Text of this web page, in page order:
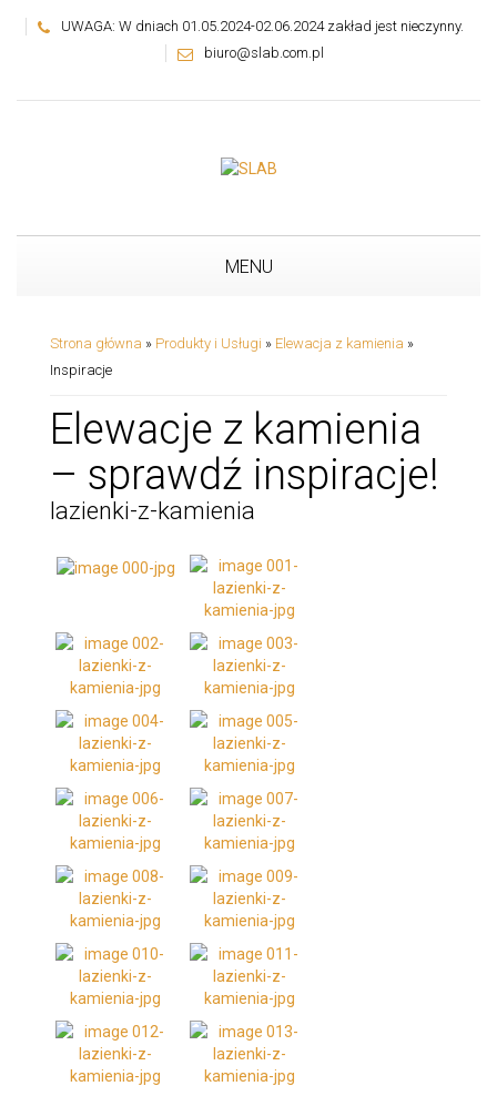
UWAGA: W dniach 01.05.2024-02.06.2024 zakład jest nieczynny.
biuro@slab.com.pl
MENU
Strona główna » Produkty i Usługi » Elewacja z kamienia »
Inspiracje
Elewacje z kamienia
– sprawdź inspiracje!
lazienki-z-kamienia